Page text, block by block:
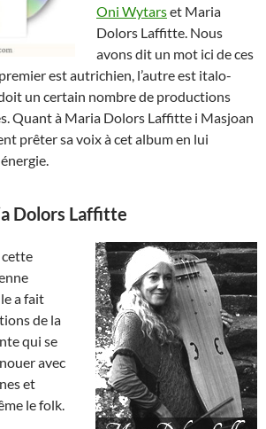
Oni Wytarset Maria
Dolors Laffitte. Nous
avons dit un mot ici de ces
est autrichien, l’autre est italo-
un certain nombre de productions
Quant à Maria Dolors Laffitte i Masjoan
prêter sa voix à cet album en lui
Dolors Laffitte
a fait
de la
qui se
avec
et
le folk.